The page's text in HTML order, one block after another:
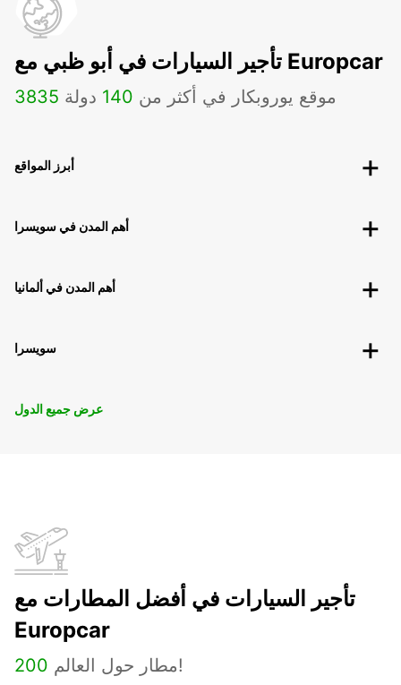
تأجير السيارات في أبو ظبي مع Europcar
3835 موقع يوروبكار في أكثر من 140 دولة
أبرز المواقع
أهم المدن في سويسرا
أهم المدن في ألمانيا
سويسرا
عرض جميع الدول
تأجير السيارات في أفضل المطارات مع
Europcar
200 مطار حول العالم!